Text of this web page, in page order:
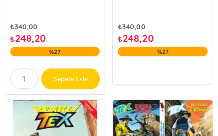
₺340,00
₺248,20
%27
Sepete Ekle
₺340,00
₺248,20
%27